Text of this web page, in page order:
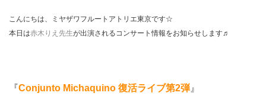
こんにちは、ミヤザワフルートアトリエ東京です☆
本日は赤木りえ先生が出演されるコンサート情報をお知らせします♬
『Conjunto Michaquino 復活ライブ第2弾』